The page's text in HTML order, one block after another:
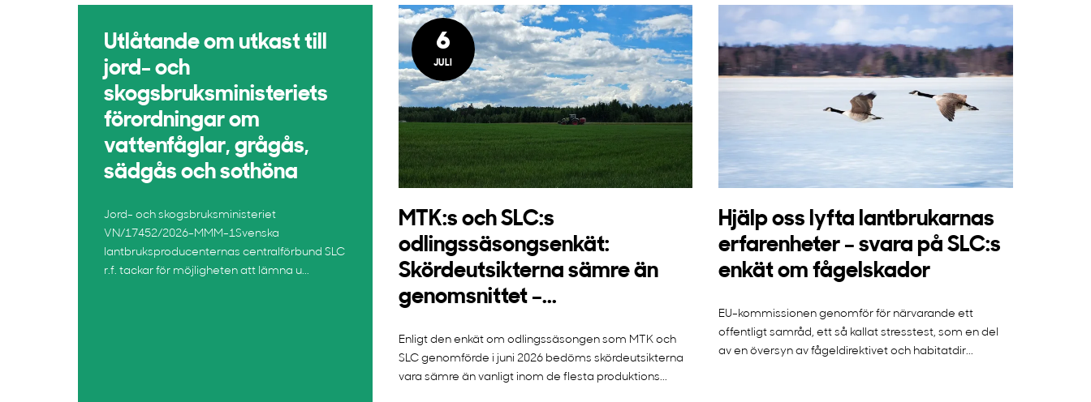
Utlåtande om utkast till
jord- och
skogsbruksministeriets
förordningar om
vattenfåglar, grågås,
sädgås och sothöna
Jord- och skogsbruksministeriet
VN/17452/2026-MMM-1Svenska
lantbruksproducenternas centralförbund SLC
r.f. tackar för möjligheten att lämna u...
6
JULI
MTK:s och SLC:s
odlingssäsongsenkät:
Skördeutsikterna sämre än
genomsnittet –...
Enligt den enkät om odlingssäsongen som MTK och
SLC genomförde i juni 2026 bedöms skördeutsikterna
vara sämre än vanligt inom de flesta produktions...
Hjälp oss lyfta lantbrukarnas
erfarenheter – svara på SLC:s
enkät om fågelskador
EU-kommissionen genomför för närvarande ett
offentligt samråd, ett så kallat stresstest, som en del
av en översyn av fågeldirektivet och habitatdir...